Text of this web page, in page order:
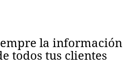
la información
todos tus clientes